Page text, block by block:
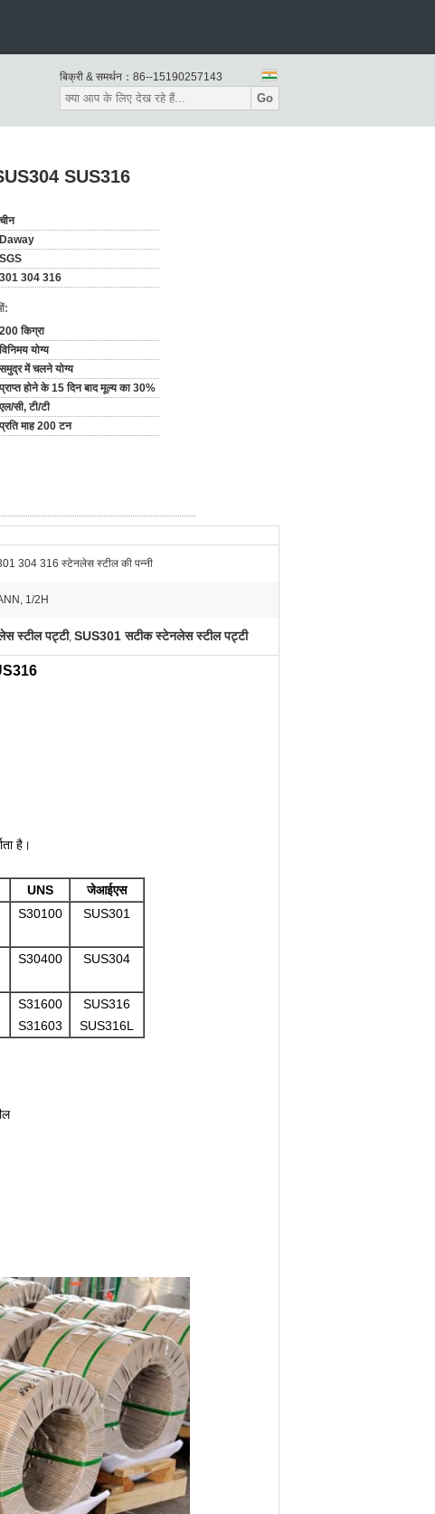
बिक्री & समर्थन： 86--15190257143
Go
SUS316
चीन
Daway
SGS
301 304 316
200 किग्रा
विनिमय योग्य
समुद्र में चलने योग्य
प्राप्त होने के 15 दिन बाद मूल्य का 30%
एल/सी, टी/टी
प्रति माह 200 टन
304 316 स्टेनलेस स्टील की पन्नी
1/2H
स्टील पट्टी, SUS301 सटीक स्टेनलेस स्टील पट्टी
है।
UNS
जेआईएस
S30100 SUS301
S30400 SUS304
S31600
S31603
SUS316
SUS316L